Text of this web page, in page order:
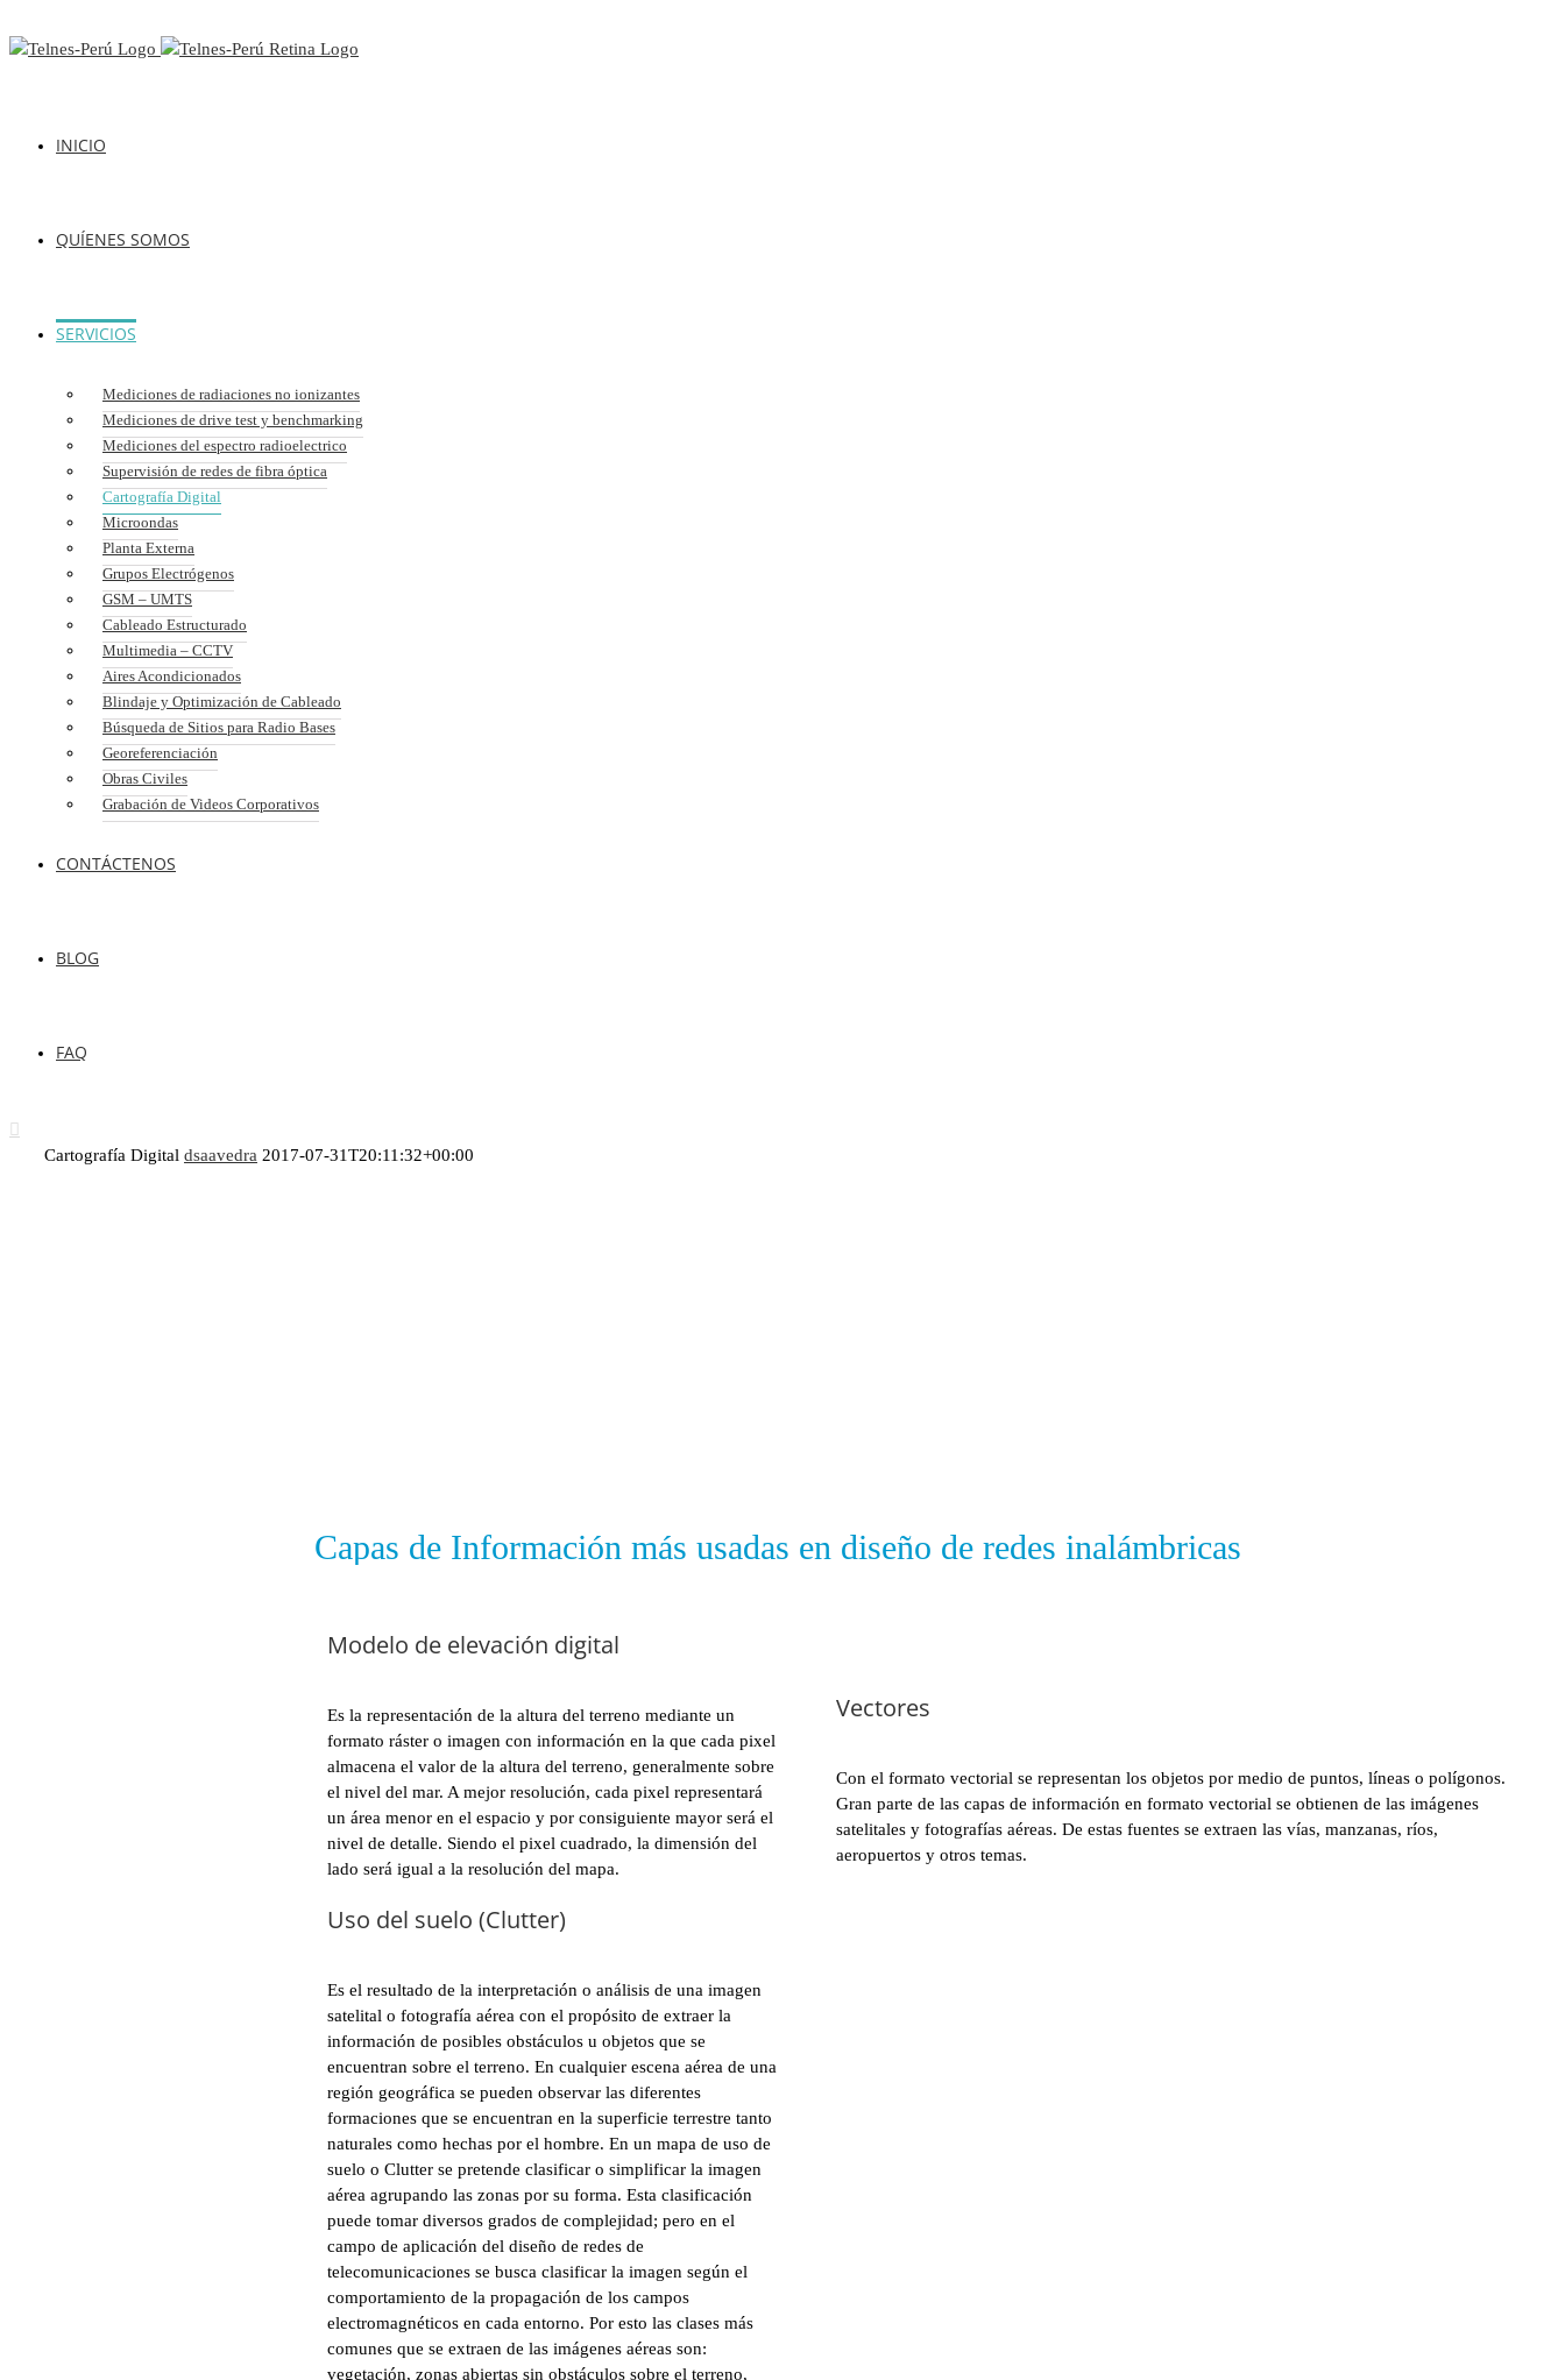
INICIO
QUÍENES SOMOS
SERVICIOS
Mediciones de radiaciones no ionizantes
Mediciones de drive test y benchmarking
Mediciones del espectro radioelectrico
Supervisión de redes de fibra óptica
Cartografía Digital
Microondas
Planta Externa
Grupos Electrógenos
GSM – UMTS
Cableado Estructurado
Multimedia – CCTV
Aires Acondicionados
Blindaje y Optimización de Cableado
Búsqueda de Sitios para Radio Bases
Georeferenciación
Obras Civiles
Grabación de Videos Corporativos
CONTÁCTENOS
BLOG
FAQ
Cartografía Digital dsaavedra 2017-07-31T20:11:32+00:00
Capas de Información más usadas en diseño de redes inalámbricas
Modelo de elevación digital
Es la representación de la altura del terreno mediante un
formato ráster o imagen con información en la que cada pixel
almacena el valor de la altura del terreno, generalmente sobre
el nivel del mar. A mejor resolución, cada pixel representará
un área menor en el espacio y por consiguiente mayor será el
nivel de detalle. Siendo el pixel cuadrado, la dimensión del
lado será igual a la resolución del mapa.
Uso del suelo (Clutter)
Es el resultado de la interpretación o análisis de una imagen
satelital o fotografía aérea con el propósito de extraer la
información de posibles obstáculos u objetos que se
encuentran sobre el terreno. En cualquier escena aérea de una
región geográfica se pueden observar las diferentes
formaciones que se encuentran en la superficie terrestre tanto
naturales como hechas por el hombre. En un mapa de uso de
suelo o Clutter se pretende clasificar o simplificar la imagen
aérea agrupando las zonas por su forma. Esta clasificación
puede tomar diversos grados de complejidad; pero en el
campo de aplicación del diseño de redes de
telecomunicaciones se busca clasificar la imagen según el
comportamiento de la propagación de los campos
electromagnéticos en cada entorno. Por esto las clases más
comunes que se extraen de las imágenes aéreas son:
vegetación, zonas abiertas sin obstáculos sobre el terreno,
Vectores
Con el formato vectorial se representan los objetos por medio de puntos, líneas o polígonos.
Gran parte de las capas de información en formato vectorial se obtienen de las imágenes
satelitales y fotografías aéreas. De estas fuentes se extraen las vías, manzanas, ríos,
aeropuertos y otros temas.